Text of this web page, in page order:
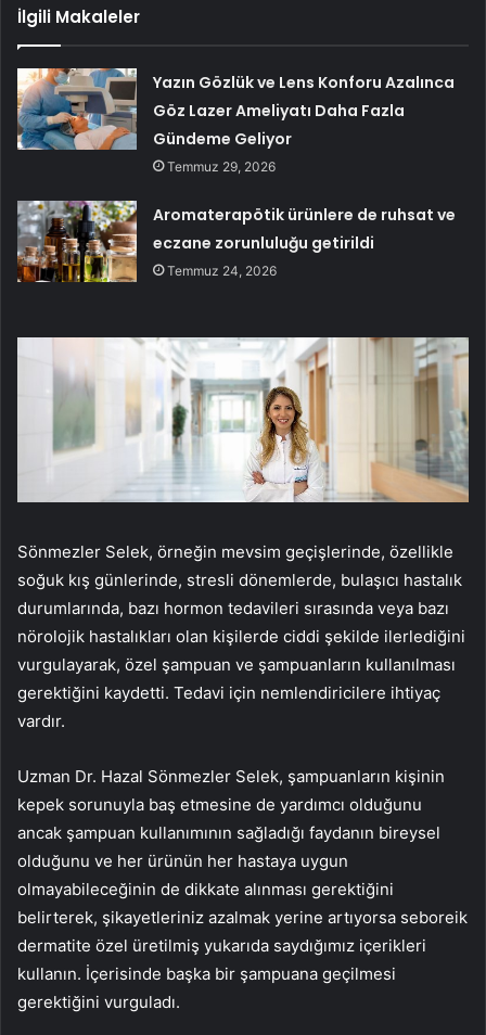
İlgili Makaleler
Yazın Gözlük ve Lens Konforu Azalınca
Göz Lazer Ameliyatı Daha Fazla
Gündeme Geliyor
Temmuz 29, 2026
Aromaterapötik ürünlere de ruhsat ve
eczane zorunluluğu getirildi
Temmuz 24, 2026
Sönmezler Selek, örneğin mevsim geçişlerinde, özellikle
soğuk kış günlerinde, stresli dönemlerde, bulaşıcı hastalık
durumlarında, bazı hormon tedavileri sırasında veya bazı
nörolojik hastalıkları olan kişilerde ciddi şekilde ilerlediğini
vurgulayarak, özel şampuan ve şampuanların kullanılması
gerektiğini kaydetti. Tedavi için nemlendiricilere ihtiyaç
vardır.
Uzman Dr. Hazal Sönmezler Selek, şampuanların kişinin
kepek sorunuyla baş etmesine de yardımcı olduğunu
ancak şampuan kullanımının sağladığı faydanın bireysel
olduğunu ve her ürünün her hastaya uygun
olmayabileceğinin de dikkate alınması gerektiğini
belirterek, şikayetleriniz azalmak yerine artıyorsa seboreik
dermatite özel üretilmiş yukarıda saydığımız içerikleri
kullanın. İçerisinde başka bir şampuana geçilmesi
gerektiğini vurguladı.